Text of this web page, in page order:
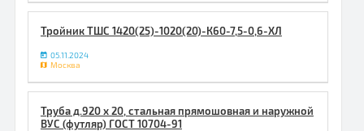
Тройник ТШС 1420(25)-1020(20)-К60-7,5-0,6-ХЛ
05.11.2024
Москва
Труба д.920 х 20, стальная прямошовная и наружной
ВУС (футляр) ГОСТ 10704-91